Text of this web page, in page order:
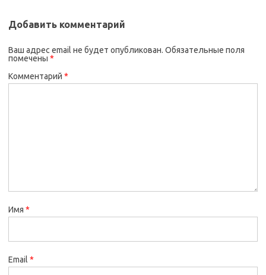
Добавить комментарий
Ваш адрес email не будет опубликован. Обязательные поля
помечены *
Комментарий *
Имя *
Email *